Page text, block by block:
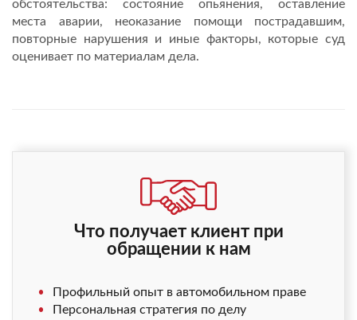
обстоятельства: состояние опьянения, оставление
места аварии, неоказание помощи пострадавшим,
повторные нарушения и иные факторы, которые суд
оценивает по материалам дела.
Что получает клиент при
обращении к нам
Профильный опыт в автомобильном праве
Персональная стратегия по делу